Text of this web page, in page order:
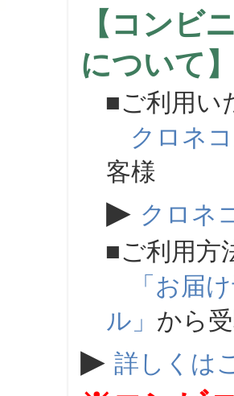
【コンビ
について
■ご利用い
クロネ
客様
▶ クロネ
■ご利用方
「お届
ル」 から
▶ 詳しくは